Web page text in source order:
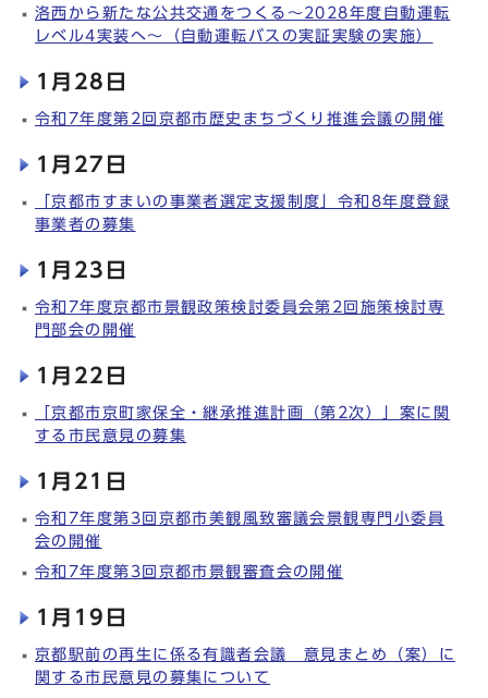
洛西から新たな公共交通をつくる～2028年度自動運転
レベル4実装へ～（自動運転バスの実証実験の実施）
1月28日
令和7年度第2回京都市歴史まちづくり推進会議の開催
1月27日
「京都市すまいの事業者選定支援制度」令和8年度登録
事業者の募集
1月23日
令和7年度京都市景観政策検討委員会第2回施策検討専
門部会の開催
1月22日
「京都市京町家保全・継承推進計画（第2次）」案に関
する市民意見の募集
1月21日
令和7年度第3回京都市美観風致審議会景観専門小委員
会の開催
令和7年度第3回京都市景観審査会の開催
1月19日
京都駅前の再生に係る有識者会議 意見まとめ（案）に
関する市民意見の募集について